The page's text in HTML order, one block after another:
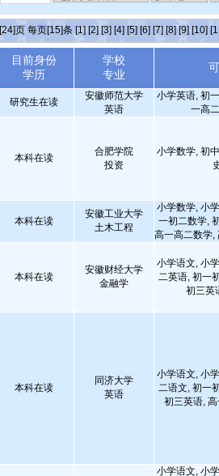
页 每页[15]条 [1] [2] [3] [4] [5] [6] [7] [8] [9] [10]
目前身份
学历
学校
专业
研究生在读
安徽师范大学
英语
小学英语, 初
一高
本科在读
合肥学院
投资
小学数学, 初
本科在读
安徽工业大学
土木工程
小学数学, 小
一初二数学,
高一高二数学,
本科在读
安徽财经大学
金融学
小学语文, 小
二英语, 初一
初三英
本科在读
同济大学
英语
小学语文, 小
二语文, 初一
初三英语,
小学语文, 小